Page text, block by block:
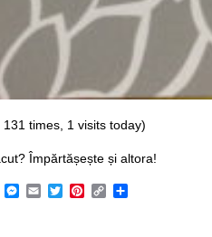
131 times, 1 visits today)
Împărtășește și altora!
WhatsApp
Messenger
EmailTwitterPinterest
Copy